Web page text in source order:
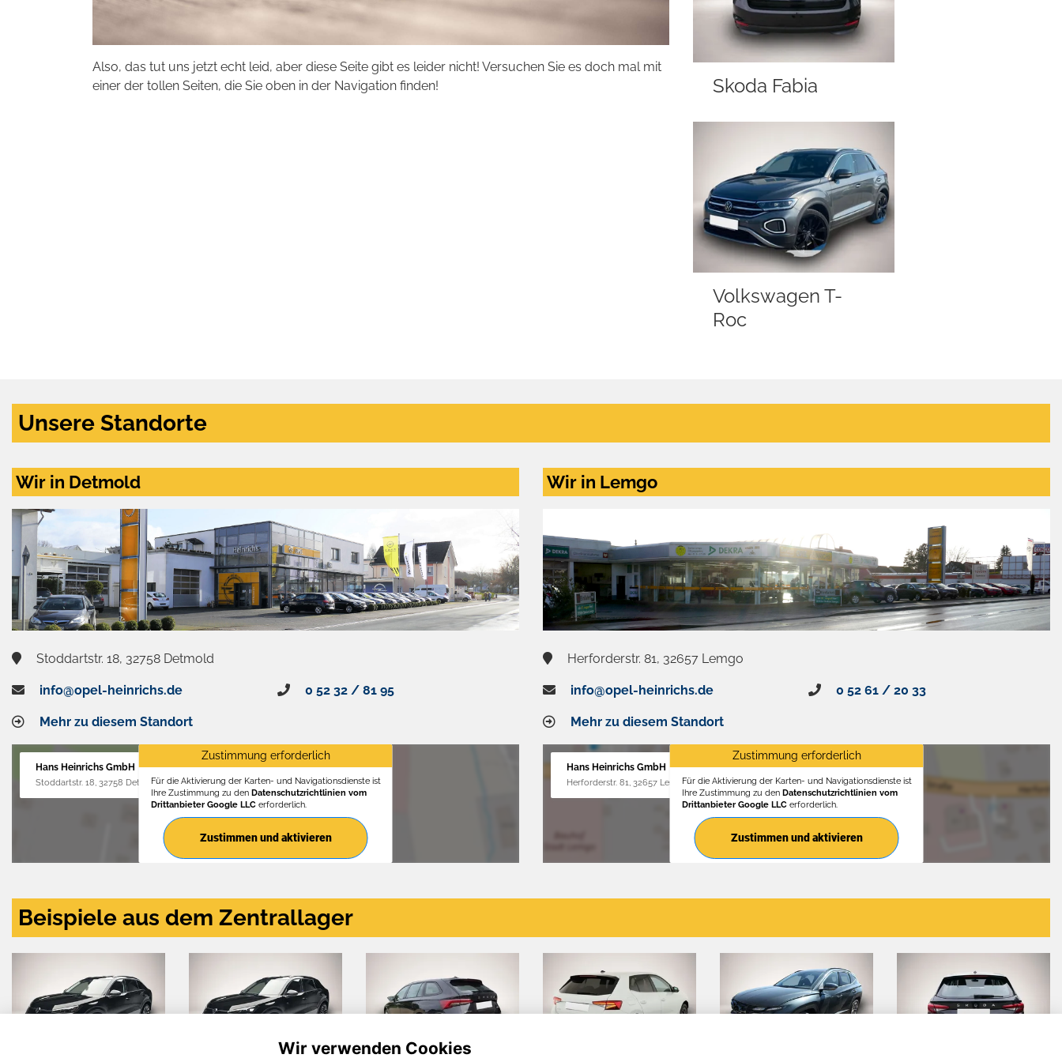
Also, das tut uns jetzt echt leid, aber diese Seite gibt es leider nicht! Versuchen Sie es doch mal mit
einer der tollen Seiten, die Sie oben in der Navigation finden!
Skoda Fabia
Volkswagen T-
Roc
Unsere Standorte
Wir in Detmold
Stoddartstr. 18, 32758 Detmold
info@opel-heinrichs.de 0 52 32 / 81 95
Mehr zu diesem Standort
Hans Heinrichs GmbH
Stoddartstr. 18, 32758 Detmold
Zustimmung erforderlich
Für die Aktivierung der Karten- und Navigationsdienste ist
Ihre Zustimmung zu den Datenschutzrichtlinien vom
Drittanbieter Google LLCerforderlich.
Zustimmen und aktivieren
Wir in Lemgo
Herforderstr. 81, 32657 Lemgo
info@opel-heinrichs.de 0 52 61 / 20 33
Mehr zu diesem Standort
Hans Heinrichs GmbH
Herforderstr. 81, 32657 Lemgo
Zustimmung erforderlich
Für die Aktivierung der Karten- und Navigationsdienste ist
Ihre Zustimmung zu den Datenschutzrichtlinien vom
Drittanbieter Google LLCerforderlich.
Zustimmen und aktivieren
Beispiele aus dem Zentrallager
Wir verwenden Cookies